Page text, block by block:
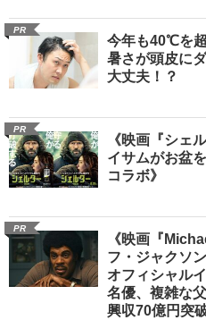
PR
今年も40℃を
暑さが頭皮に
大丈夫！？
PR
《映画『シェ
イサムがお盆
コラボ》
PR
《映画『
フ・ジャクソ
オフィシャル
名優、複雑な
興収70億円突破